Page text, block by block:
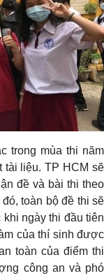
trong mùa thi năm
tài liệu. TP HCM sẽ
đề và bài thi theo
toàn bộ đề thi sẽ
ngày thi đầu tiên
của thí sinh được
toàn của điểm thi
công an và phó